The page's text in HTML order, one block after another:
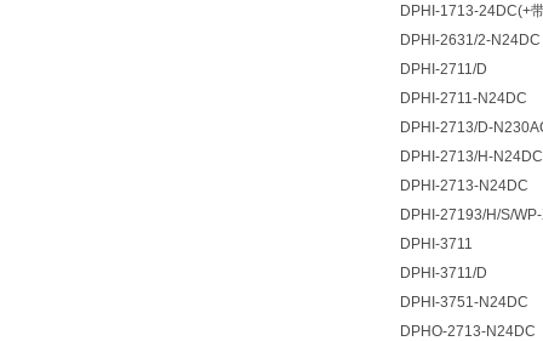
DPHI-1713-24DC(+
DPHI-2631/2-N24DC
DPHI-2711/D
DPHI-2711-N24DC
DPHI-2713/D-
DPHI-2713/H-N24DC
DPHI-2713-N24DC
DPHI-27193/H/S/
DPHI-3711
DPHI-3711/D
DPHI-3751-N24DC
DPHO-2713-N24DC